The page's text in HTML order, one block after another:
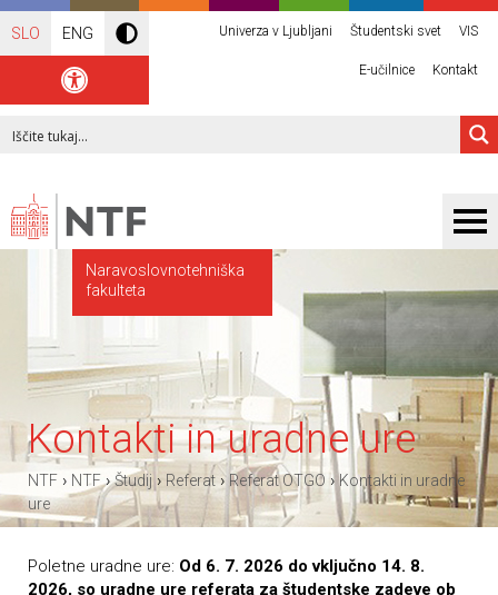
SLO ENG Univerza v Ljubljani Študentski svet VIS
E-učilnice Kontakt
Naravoslovnotehniška
fakulteta
Kontakti in uradne ure
NTF › NTF›Študij › Referat ›Referat OTGO › Kontakti in uradne
ure
Poletne uradne ure: Od 6. 7. 2026 do vključno 14. 8.
2026, so uradne ure referata za študentske zadeve ob